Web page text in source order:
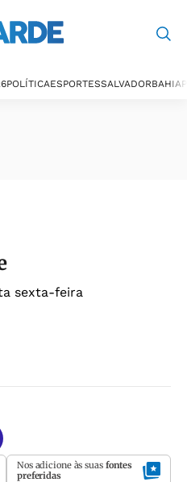
POLÍTICAESPORTESSALVADORBAHIA
sexta-feira
Nos adicione às suas fontes
preferidas